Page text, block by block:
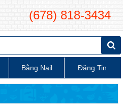
(678) 818-3434
Bằng Nail Đăng Tin